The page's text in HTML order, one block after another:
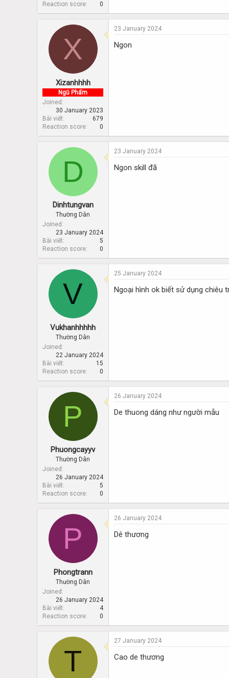
Reaction score
0
X
Xizanhhhh
Ngũ Phẩm
Joined
30 January 2023
Bài viết
679
Reaction score
0
23 January 2024
Ngon
D
Dinhtungvan
Thường Dân
Joined
23 January 2024
Bài viết
5
Reaction score
0
23 January 2024
Ngon skill đã
V
Vukhanhhhhh
Thường Dân
Joined
22 January 2024
Bài viết
15
Reaction score
0
25 January 2024
Ngoại hình ok biết sử dụng chiêu
P
Phuongcayyv
Thường Dân
Joined
26 January 2024
Bài viết
5
Reaction score
0
26 January 2024
De thuong dáng như người mẫu
P
Phongtrann
Thường Dân
Joined
26 January 2024
Bài viết
4
Reaction score
0
26 January 2024
Dê thương
T
27 January 2024
Cao de thương